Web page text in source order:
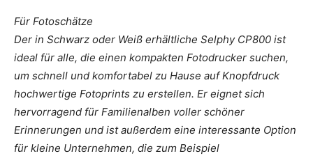
Für Fotoschätze
Der in Schwarz oder Weiß erhältliche Selphy CP800 ist
ideal für alle, die einen kompakten Fotodrucker suchen,
um schnell und komfortabel zu Hause auf Knopfdruck
hochwertige Fotoprints zu erstellen. Er eignet sich
hervorragend für Familienalben voller schöner
Erinnerungen und ist außerdem eine interessante Option
für kleine Unternehmen, die zum Beispiel